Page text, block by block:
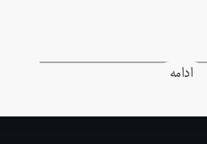
ادامه